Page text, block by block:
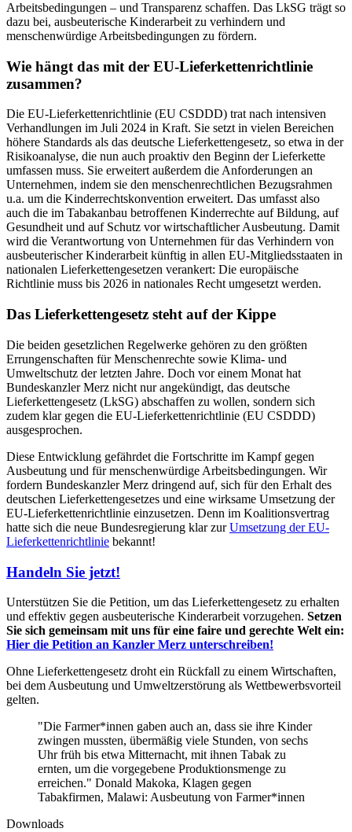
Arbeitsbedingungen – und Transparenz schaffen. Das LkSG trägt so
dazu bei, ausbeuterische Kinderarbeit zu verhindern und
menschenwürdige Arbeitsbedingungen zu fördern.
Wie hängt das mit der EU-Lieferkettenrichtlinie
zusammen?
Die EU-Lieferkettenrichtlinie (EU CSDDD) trat nach intensiven
Verhandlungen im Juli 2024 in Kraft. Sie setzt in vielen Bereichen
höhere Standards als das deutsche Lieferkettengesetz, so etwa in der
Risikoanalyse, die nun auch proaktiv den Beginn der Lieferkette
umfassen muss. Sie erweitert außerdem die Anforderungen an
Unternehmen, indem sie den menschenrechtlichen Bezugsrahmen
u.a. um die Kinderrechtskonvention erweitert. Das umfasst also
auch die im Tabakanbau betroffenen Kinderrechte auf Bildung, auf
Gesundheit und auf Schutz vor wirtschaftlicher Ausbeutung. Damit
wird die Verantwortung von Unternehmen für das Verhindern von
ausbeuterischer Kinderarbeit künftig in allen EU-Mitgliedsstaaten in
nationalen Lieferkettengesetzen verankert: Die europäische
Richtlinie muss bis 2026 in nationales Recht umgesetzt werden.
Das Lieferkettengesetz steht auf der Kippe
Die beiden gesetzlichen Regelwerke gehören zu den größten
Errungenschaften für Menschenrechte sowie Klima- und
Umweltschutz der letzten Jahre. Doch vor einem Monat hat
Bundeskanzler Merz nicht nur angekündigt, das deutsche
Lieferkettengesetz (LkSG) abschaffen zu wollen, sondern sich
zudem klar gegen die EU-Lieferkettenrichtlinie (EU CSDDD)
ausgesprochen.
Diese Entwicklung gefährdet die Fortschritte im Kampf gegen
Ausbeutung und für menschenwürdige Arbeitsbedingungen. Wir
fordern Bundeskanzler Merz dringend auf, sich für den Erhalt des
deutschen Lieferkettengesetzes und eine wirksame Umsetzung der
EU-Lieferkettenrichtlinie einzusetzen. Denn im Koalitionsvertrag
hatte sich die neue Bundesregierung klar zurUmsetzung der EU-
Lieferkettenrichtlinie bekannt!
Handeln Sie jetzt!
Unterstützen Sie die Petition, um das Lieferkettengesetz zu erhalten
und effektiv gegen ausbeuterische Kinderarbeit vorzugehen. Setzen
Sie sich gemeinsam mit uns für eine faire und gerechte Welt ein:
Hier die Petition an Kanzler Merz unterschreiben!
Ohne Lieferkettengesetz droht ein Rückfall zu einem Wirtschaften,
bei dem Ausbeutung und Umweltzerstörung als Wettbewerbsvorteil
gelten.
"Die Farmer*innen gaben auch an, dass sie ihre Kinder
zwingen mussten, übermäßig viele Stunden, von sechs
Uhr früh bis etwa Mitternacht, mit ihnen Tabak zu
ernten, um die vorgegebene Produktionsmenge zu
erreichen." Donald Makoka, Klagen gegen
Tabakfirmen, Malawi: Ausbeutung von Farmer*innen
Downloads